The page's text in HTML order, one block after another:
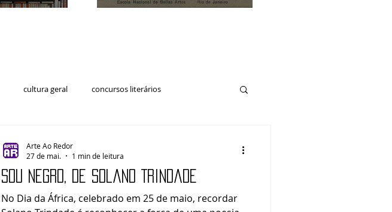
cultura geral concursos literários
Sou Negro, de Solano Trindade
No Dia da África, celebrado em 25 de maio, recordar
Arte Ao Redor
27 de mai.
1 min de leitura